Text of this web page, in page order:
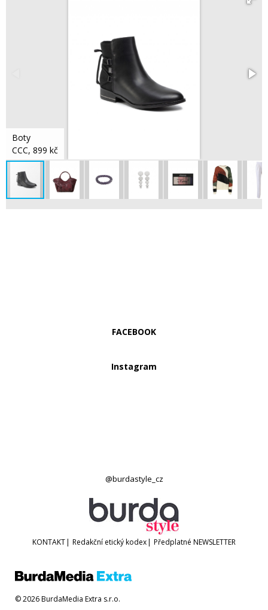
Boty
CCC, 899 kč
FACEBOOK
Instagram
@burdastyle_cz
KONTAKT| Redakční etický kodex| Předplatné NEWSLETTER
© 2026 BurdaMedia Extra s.r.o.